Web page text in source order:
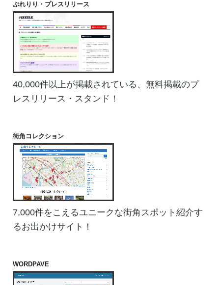
ぷれりり・プレスリリース
40,000件以上が掲載されている、無料掲載のプ
レスリリース・スタンド！
街角コレクション
7,000件をこえるユニークな街角スポット紹介す
るお出かけサイト！
WORDPAVE